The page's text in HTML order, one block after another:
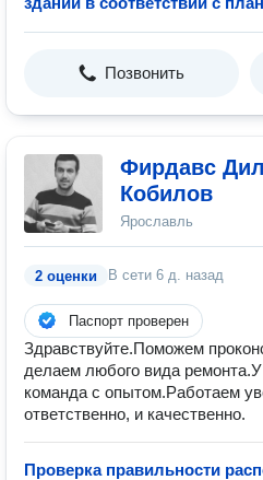
Позвонить
Фирдавс
Кобилов
Ярославль
2 оценки В сети 6 д. назад
Паспорт проверен
Здравствуйте.Поможем
делаем любого вида
команда с опытом.Работаем
ответственно, и качественно.
Проверка правильности